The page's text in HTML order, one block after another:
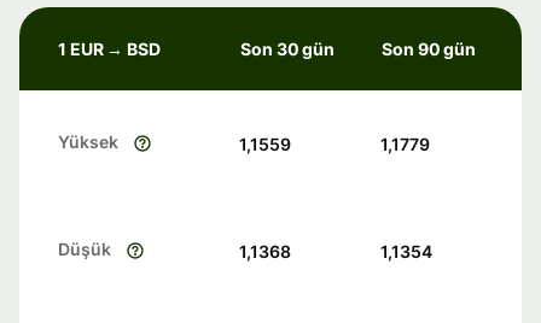
1 EUR → BSD Son 30 gün Son 90 gün
Yüksek 1,1559 1,1779
Düşük 1,1368 1,1354